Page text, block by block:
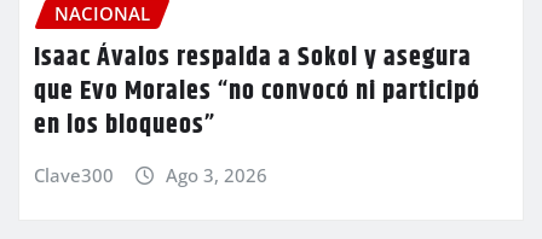
NACIONAL
Isaac Ávalos respalda a Sokol y asegura
que Evo Morales “no convocó ni participó
en los bloqueos”
Clave300 Ago 3, 2026